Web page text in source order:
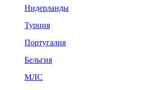
Нидерланды
Турция
Португалия
Бельгия
МЛС